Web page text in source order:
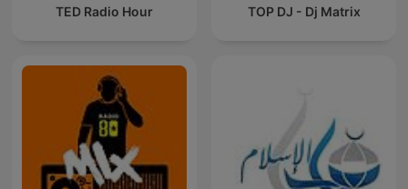
TED Radio Hour TOP DJ - Dj Matrix